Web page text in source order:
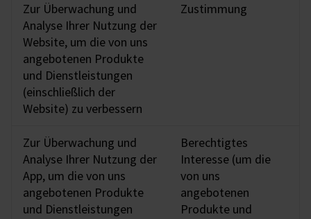
Zur Überwachung und
Analyse Ihrer Nutzung der
Website, um die von uns
angebotenen Produkte
und Dienstleistungen
(einschließlich der
Website) zu verbessern
Zustimmung
Zur Überwachung und
Analyse Ihrer Nutzung der
App, um die von uns
angebotenen Produkte
und Dienstleistungen
Berechtigtes
Interesse (um die
von uns
angebotenen
Produkte und